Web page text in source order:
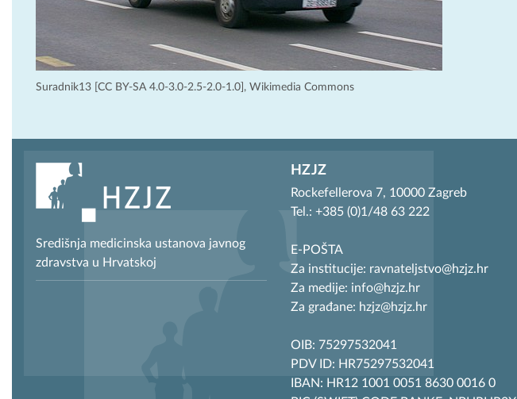
Suradnik13 [CC BY-SA 4.0-3.0-2.5-2.0-1.0], Wikimedia Commons
Središnja medicinska ustanova javnog
zdravstva u Hrvatskoj
HZJZ
Rockefellerova 7, 10000 Zagreb
Tel.: +385 (0)1/48 63 222
E-POŠTA
Za institucije: ravnateljstvo@hzjz.hr
Za medije: info@hzjz.hr
Za građane: hzjz@hzjz.hr
OIB: 75297532041
PDV ID: HR75297532041
IBAN: HR12 1001 0051 8630 0016 0